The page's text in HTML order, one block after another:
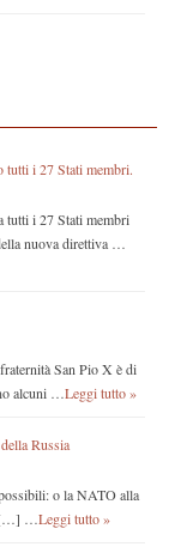
tutti i 27 Stati membri.
tutti i 27 Stati membri
nuova direttiva …
San Pio X è di
alcuni … Leggi tutto »
Russia
o la NATO alla
[…] … Leggi tutto »